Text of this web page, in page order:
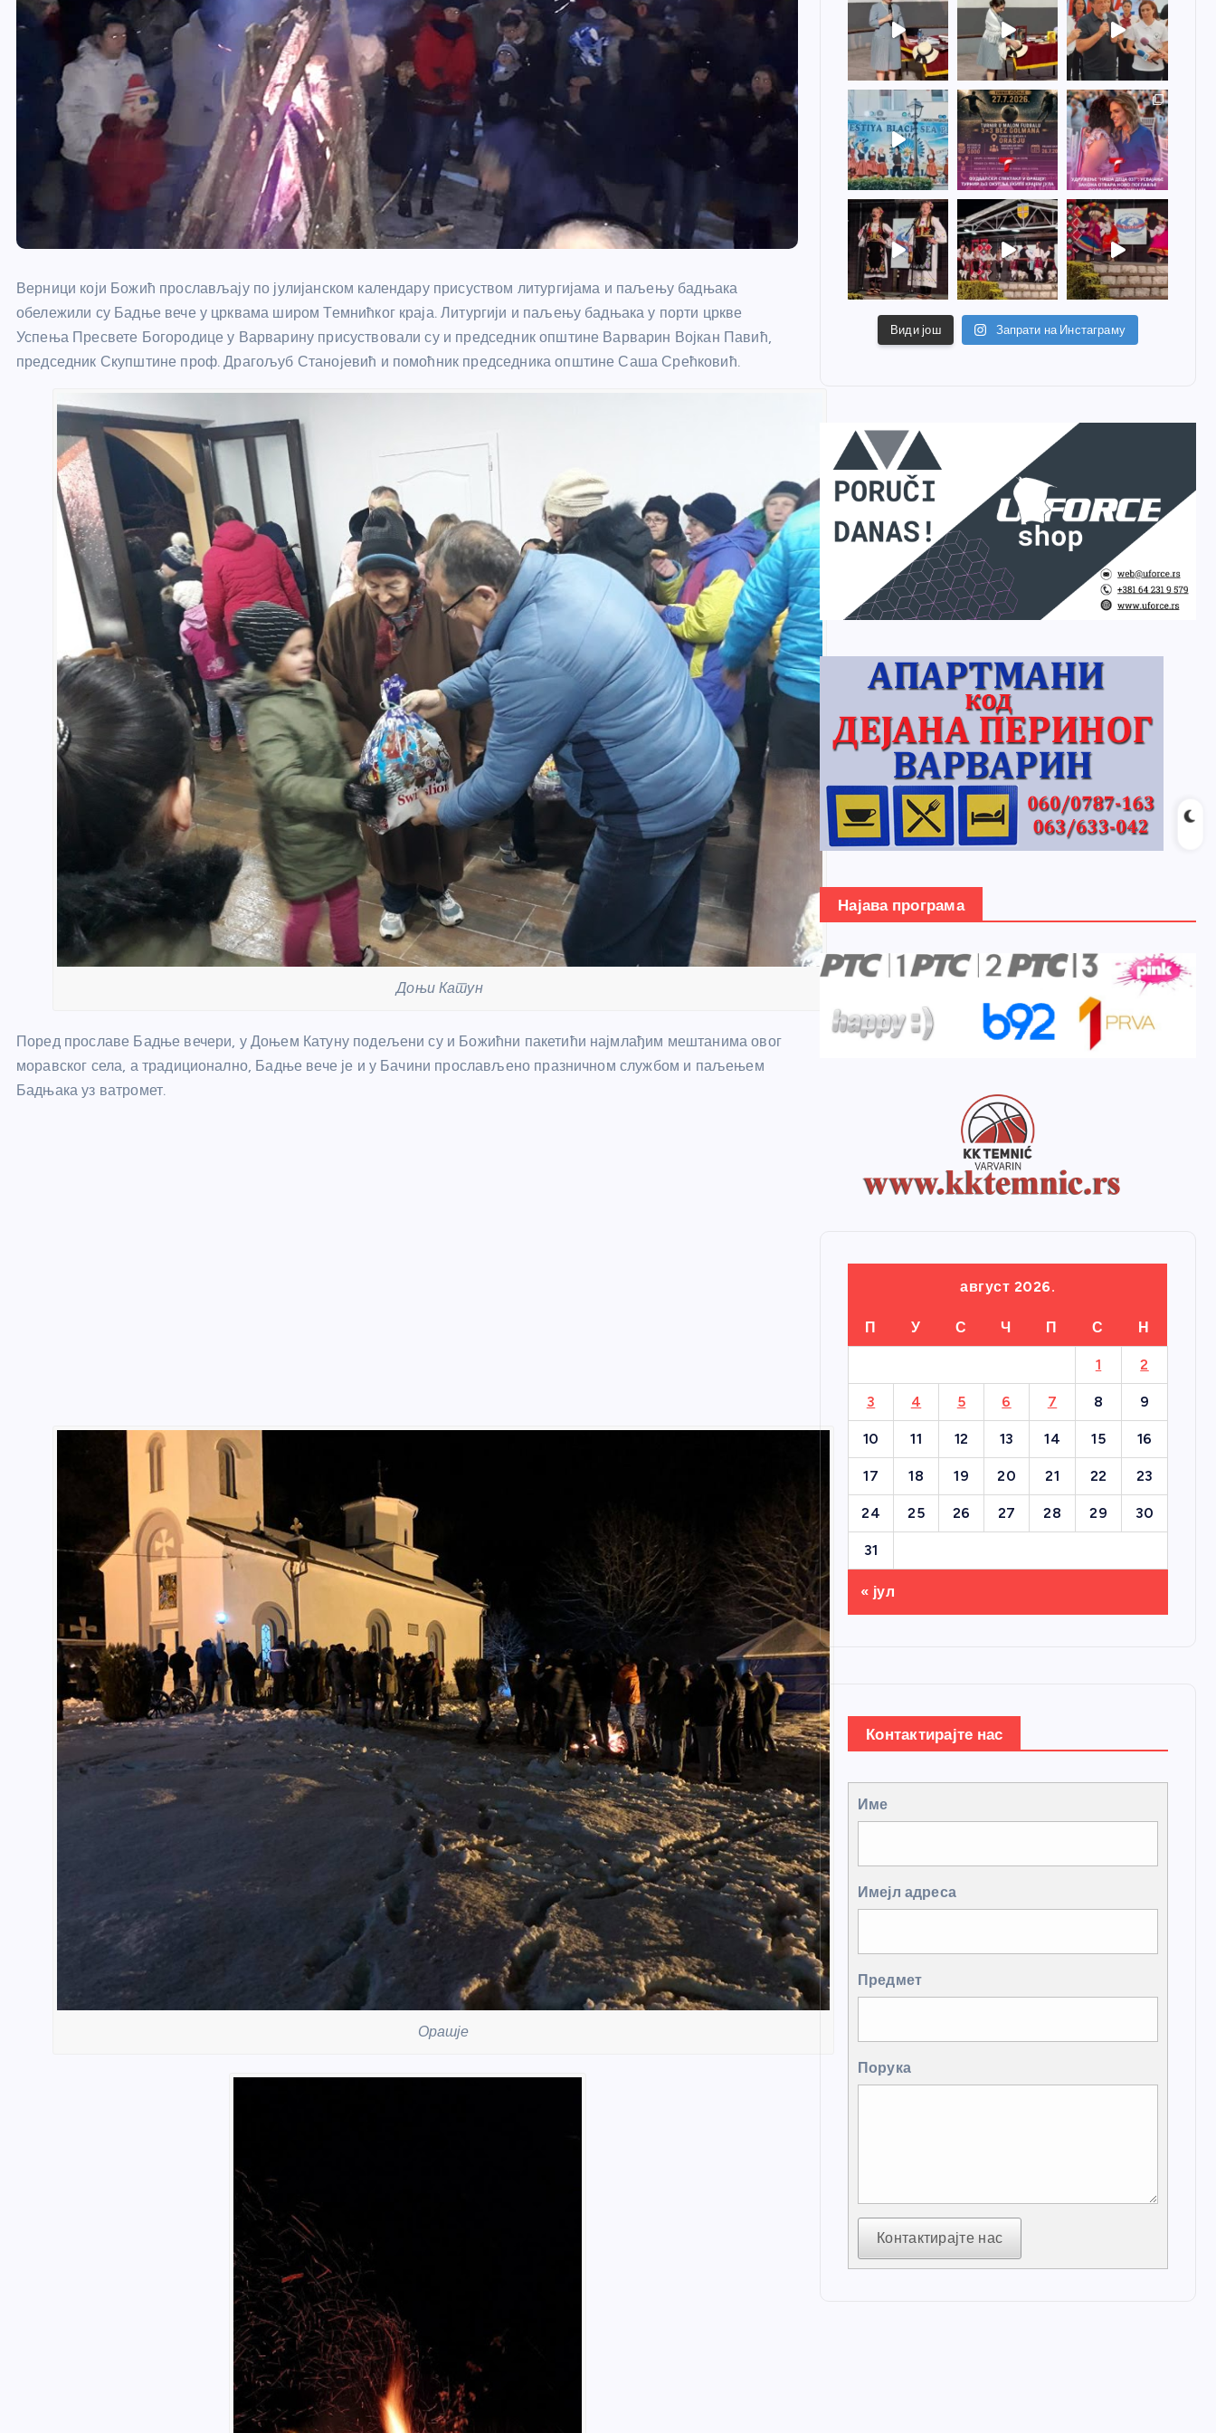
Верници који Божић прослављају по јулијанском календару присуством литургијама и паљењу бадњака
обележили су Бадње вече у црквама широм Темнићког краја. Литургији и паљењу бадњака у порти цркве
Успења Пресвете Богородице у Варварину присуствовали су и председник општине Варварин Војкан Павић,
председник Скупштине проф. Драгољуб Станојевић и помоћник председника општине Саша Срећковић.
Доњи Катун
Поред прославе Бадње вечери, у Доњем Катуну подељени су и Божићни пакетићи најмлађим мештанима овог
моравског села, а традиционално, Бадње вече је и у Бачини прослављено празничном службом и паљењем
Бадњака уз ватромет.
Орашје
Види још Запрати на Инстаграму
Најава програма
август 2026.
П У С Ч П С Н
1 2
3 4 5 6 7 8 9
10 11 12 13 14 15 16
17 18 19 20 21 22 23
24 25 26 27 28 29 30
31
« јул
Контактирајте нас
Име
Имејл адреса
Предмет
Порука
Контактирајте нас